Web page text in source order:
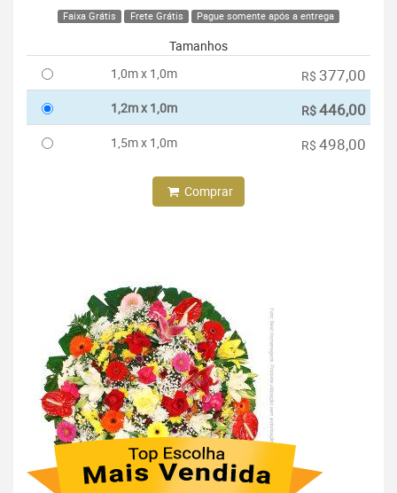
Faixa Grátis Frete Grátis Pague somente após a entrega
Tamanhos
1,0m x 1,0m
R$ 377,00
1,2m x 1,0m R$446,00
1,5m x 1,0m R$ 498,00
Comprar